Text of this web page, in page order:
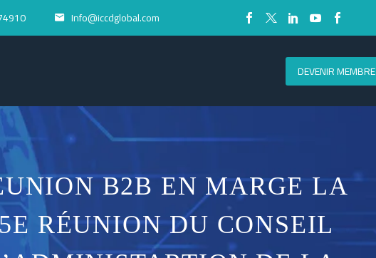

 Info@iccdglobal.com
DEVENIR MEMBRE
B2B EN MARGE LA
RÉUNION DU CONSEIL